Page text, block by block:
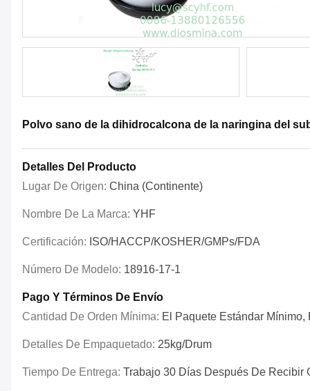
Polvo sano de la dihidrocalcona de la naringina del
Detalles Del Producto
Lugar De Origen: China (continente)
Nombre De La Marca: YHF
Certificación: ISO/HACCP/KOSHER/GMPs/FDA
Número De Modelo: 18916-17-1
Pago Y Términos De Envío
Cantidad De Orden Mínima: El Paquete Estándar Mínimo,
Detalles De Empaquetado: 25kg/drum
Tiempo De Entrega: Trabajo 30 Días Después De Recibir